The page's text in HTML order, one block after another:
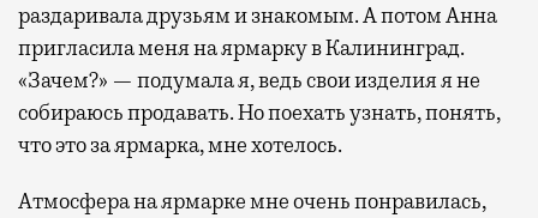
раздаривала друзьям и знакомым. А потом Анна
пригласила меня на ярмарку в Калининград.
«Зачем?» — подумала я, ведь свои изделия я не
собираюсь продавать. Но поехать узнать, понять,
что это за ярмарка, мне хотелось.
Атмосфера на ярмарке мне очень понравилась,